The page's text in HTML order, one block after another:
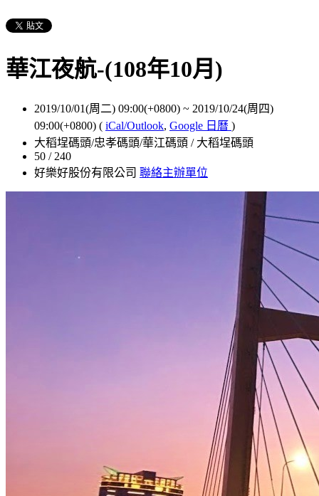
華江夜航-(108年10月)
2019/10/01(周二) 09:00(+0800) ~ 2019/10/24(周四)
09:00(+0800) ( iCal/Outlook, Google 日曆 )
大稻埕碼頭/忠孝碼頭/華江碼頭 / 大稻埕碼頭
50 / 240
好樂好股份有限公司 聯絡主辦單位